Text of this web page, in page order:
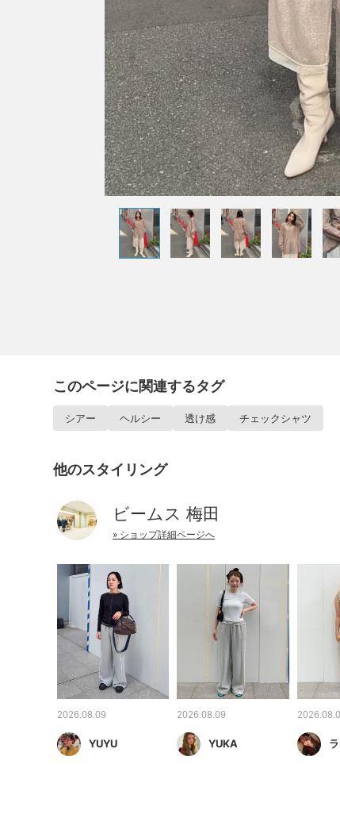
このページに関連するタグ
シアー ヘルシー 透け感 チェックシャツ
他のスタイリング
ビームス 梅田
» ショップ詳細ページへ
2026.08.09
YUYU
2026.08.09
YUKA